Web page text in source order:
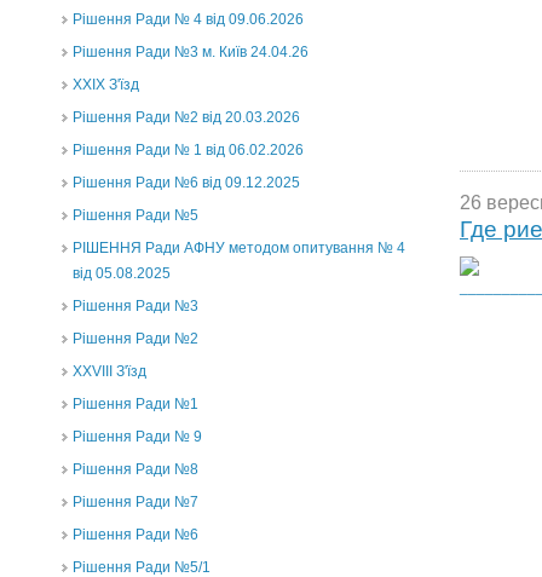
Рішення Ради № 4 від 09.06.2026
Рішення Ради №3 м. Київ 24.04.26
XXІХ З'їзд
Рішення Ради №2 від 20.03.2026
Рішення Ради № 1 від 06.02.2026
Рішення Ради №6 від 09.12.2025
Рішення Ради №5
РІШЕННЯ Ради АФНУ методом опитування № 4
від 05.08.2025
Рішення Ради №3
Рішення Ради №2
XXVIII З'їзд
Рішення Ради №1
Рішення Ради № 9
Рішення Ради №8
Рішення Ради №7
Рішення Ради №6
Рішення Ради №5/1
26
Где